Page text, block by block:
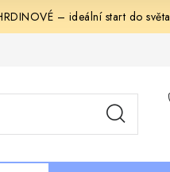
– ideální start do
program Staň se bohémem!